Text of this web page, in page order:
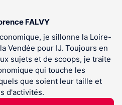
FALVY
je sillonne la Loire-
Vendée pour IJ. Toujours en
sujets et de scoops, je traite
qui touche les
que soient leur taille et
d'activités.